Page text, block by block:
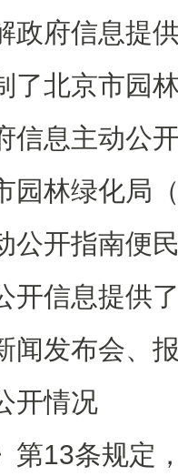
政府信息提
了北京市园
信息主动公
园林绿化局
公开指南便
开信息提供
发布会、报
情况
13条规定